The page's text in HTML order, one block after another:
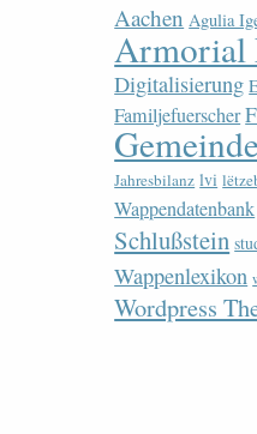
Aachen Agulia
Armorial
Digitalisierung
Familjefuerscher
Jahresbilanz lvi
Wappendatenbank
Schlußstein
Wappenlexikon
Wordpress